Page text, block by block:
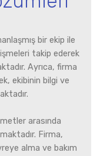
bir ekip ile
takip ederek
Ayrıca, firma
ekibinin bilgi ve
arasında
Firma,
alma ve bakım